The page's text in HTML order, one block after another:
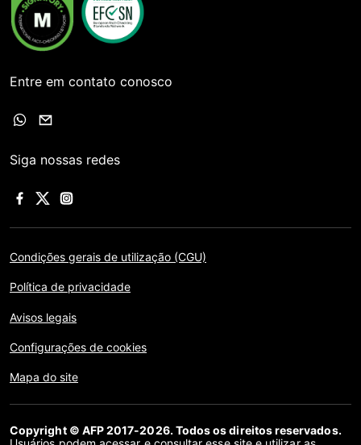
Entre em contato conosco
Siga nossas redes
Condições gerais de utilização (CGU)
Política de privacidade
Avisos legais
Configurações de cookies
Mapa do site
Copyright © AFP 2017-2026. Todos os direitos reservados.